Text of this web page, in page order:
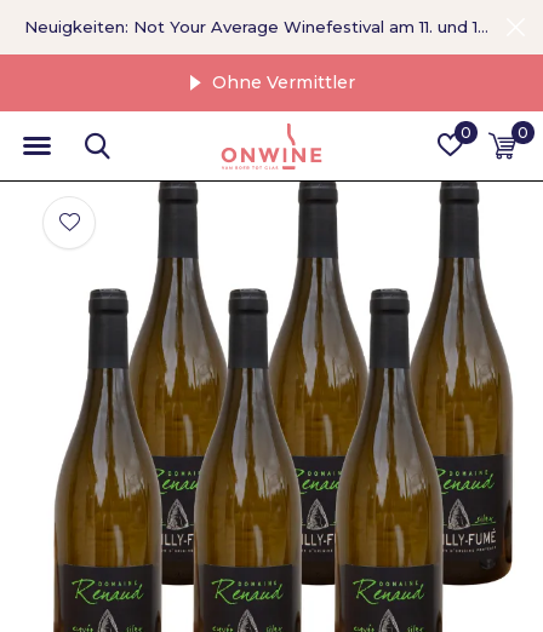
0 0
Ohne Vermittler
Neuigkeiten: Not Your Average Winefestival am 11. und 12. September >